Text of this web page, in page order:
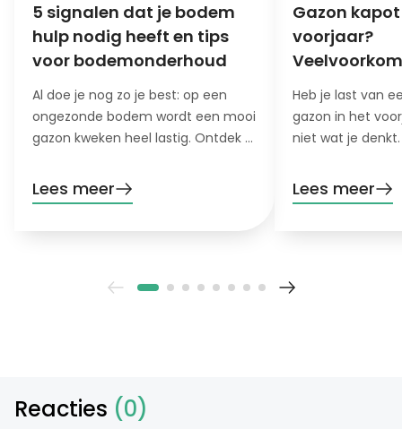
5 signalen dat je bodem
hulp nodig heeft en tips
voor bodemonderhoud
Al doe je nog zo je best: op een
ongezonde bodem wordt een mooi
gazon kweken heel lastig. Ontdek 5
heeft!
Lees meer
Gazon
voorjaar?
oorzaken en
Heb je last van
gazon in het
niet wat je
Lees meer
Reacties (0)